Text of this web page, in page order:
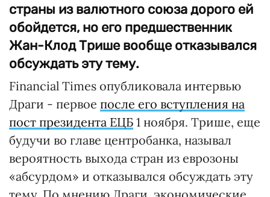
страны из валютного союза дорого ей
обойдется, но его предшественник
Жан-Клод Трише вообще отказывался
обсуждать эту тему.
Financial Times опубликовала интервью
Драги - первое после его вступления на
пост президента ЕЦБ 1 ноября. Трише, еще
будучи во главе центробанка, называл
вероятность выхода стран из еврозоны
«абсурдом» и отказывался обсуждать эту